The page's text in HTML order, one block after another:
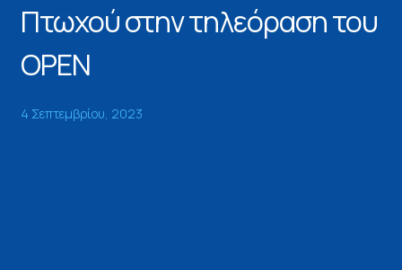
Πτωχού στην τηλεόραση του
OPEN
4 Σεπτεμβρίου, 2023